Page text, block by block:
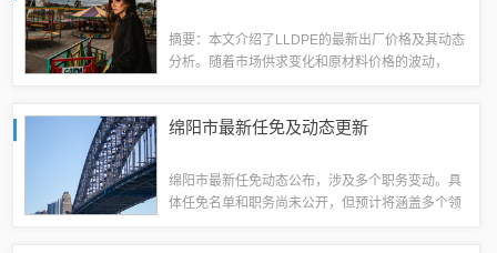
摘要：本文介绍了LLDPE的最新出厂价格及其动态
分析。随着市场供求变化和原材料价格的波动，
影响因素等，以帮助读者更好地了解当前...
绵阳市最新任免及动态更新
绵阳市最新任免动态公布，涉及多个职务变动。具
体任免名单和职务尚未公开，但预计将涵盖多个领